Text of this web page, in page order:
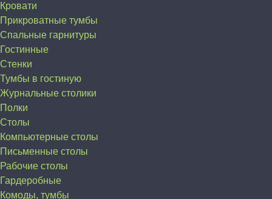
Кровати
Прикроватные тумбы
Спальные гарнитуры
Гостинные
Стенки
Тумбы в гостиную
Журнальные столики
Полки
Столы
Компьютерные столы
Письменные столы
Рабочие столы
Гардеробные
Комоды, тумбы